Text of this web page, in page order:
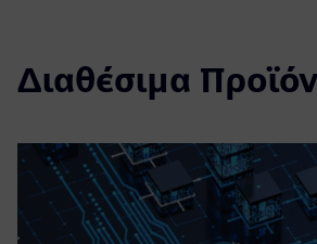
Διαθέσιμα